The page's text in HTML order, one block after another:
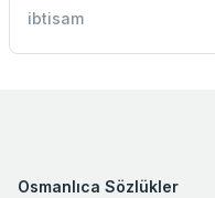
ibtisam
Osmanlıca Sözlükler